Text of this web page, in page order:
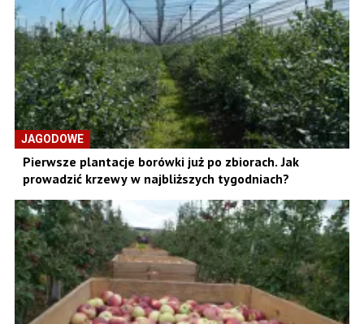
JAGODOWE
Pierwsze plantacje borówki już po zbiorach. Jak
prowadzić krzewy w najbliższych tygodniach?